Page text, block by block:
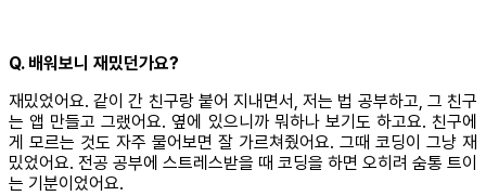
Q. 배워보니 재밌던가요?
재밌었어요. 같이 간 친구랑 붙어 지내면서, 저는 법 공부하고, 그 친구
는 앱 만들고 그랬어요. 옆에 있으니까 뭐하나 보기도 하고요. 친구에
게 모르는 것도 자주 물어보면 잘 가르쳐줬어요. 그때 코딩이 그냥 재
밌었어요. 전공 공부에 스트레스받을 때 코딩을 하면 오히려 숨통 트이
는 기분이었어요.